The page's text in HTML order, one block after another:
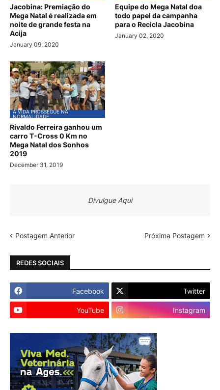
Jacobina: Premiação do
Mega Natal é realizada em
noite de grande festa na
Acija
January 09, 2020
Equipe do Mega Natal doa
todo papel da campanha
para o Recicla Jacobina
January 02, 2020
A VIDA PROSSEGUE NA
NORMALIDADE
Rivaldo Ferreira ganhou um
carro T-Cross 0 Km no
Mega Natal dos Sonhos
2019
December 31, 2019
Divulgue Aqui
Postagem Anterior Próxima Postagem
REDES SOCIAIS
Facebook Twitter
YouTube Instagram